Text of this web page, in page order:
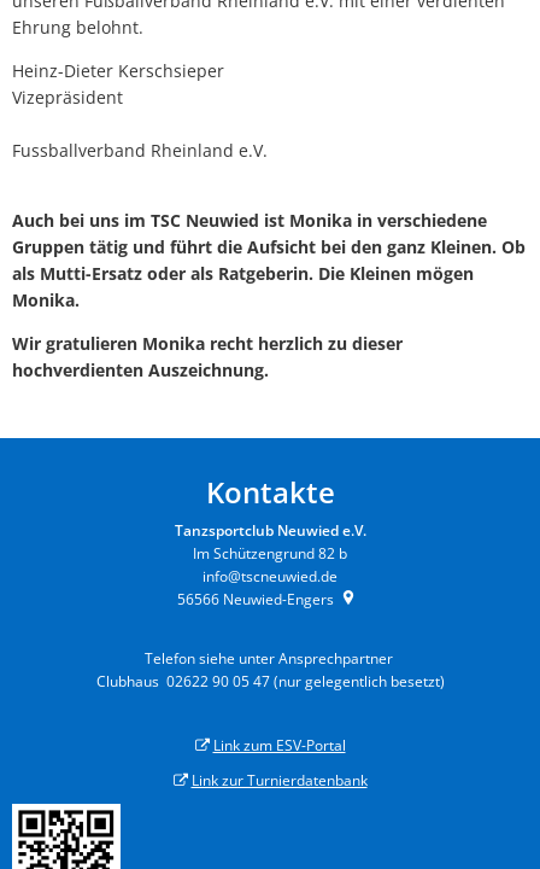
Ehrung belohnt.
Heinz-Dieter Kerschsieper
Vizepräsident
Fussballverband Rheinland e.V.
Auch bei uns im TSC Neuwied ist Monika in verschiedene
Gruppen tätig und führt die Aufsicht bei den ganz Kleinen. Ob
als Mutti-Ersatz oder als Ratgeberin. Die Kleinen mögen
Monika.
Wir gratulieren Monika recht herzlich zu dieser
hochverdienten Auszeichnung.
Kontakte
Tanzsportclub Neuwied e.V.
Im Schützengrund 82 b
info@tscneuwied.de
56566 Neuwied-Engers
Telefon siehe unter Ansprechpartner
Clubhaus 02622 90 05 47 (nur gelegentlich besetzt)
Link zum ESV-Portal
Link zur Turnierdatenbank